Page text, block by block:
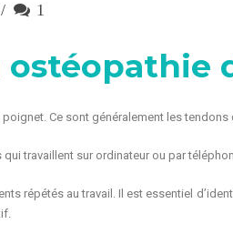
1
ostéopathie
Ce sont généralement les
travaillent sur ordinateur ou par
répétés au travail. Il est essentiel